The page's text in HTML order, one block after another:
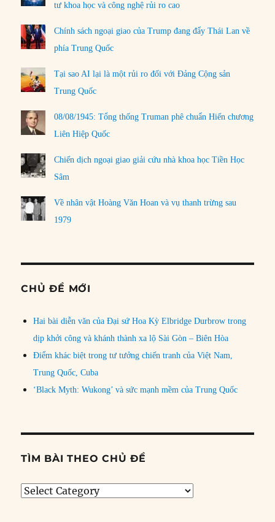
tư khoa học và công nghệ rủi ro cao
Chính sách ngoại giao của Trump đang đẩy Thái Lan về
phía Trung Quốc
Tại sao AI lại là một rủi ro đối với Đảng Cộng sản
Trung Quốc
08/08/1945: Tổng thống Truman phê chuẩn Hiến chương
Liên Hiệp Quốc
Chiến dịch ngoại giao giải cứu nhà khoa học Tiền Học
Sâm
Về nhân vật Hoàng Văn Hoan và vụ thanh trừng sau
1979
CHỦ ĐỀ MỚI
Hai bài diễn văn của Đại sứ Hoa Kỳ Elbridge Durbrow trong
dịp khởi công và khánh thành xa lộ Sài Gòn – Biên Hòa
Điểm khác biệt trong tư tưởng chiến tranh của Việt Nam,
Trung Quốc, Cuba
‘Black Myth: Wukong’ và sức mạnh mềm của Trung Quốc
TÌM BÀI THEO CHỦ ĐỀ
Tìm